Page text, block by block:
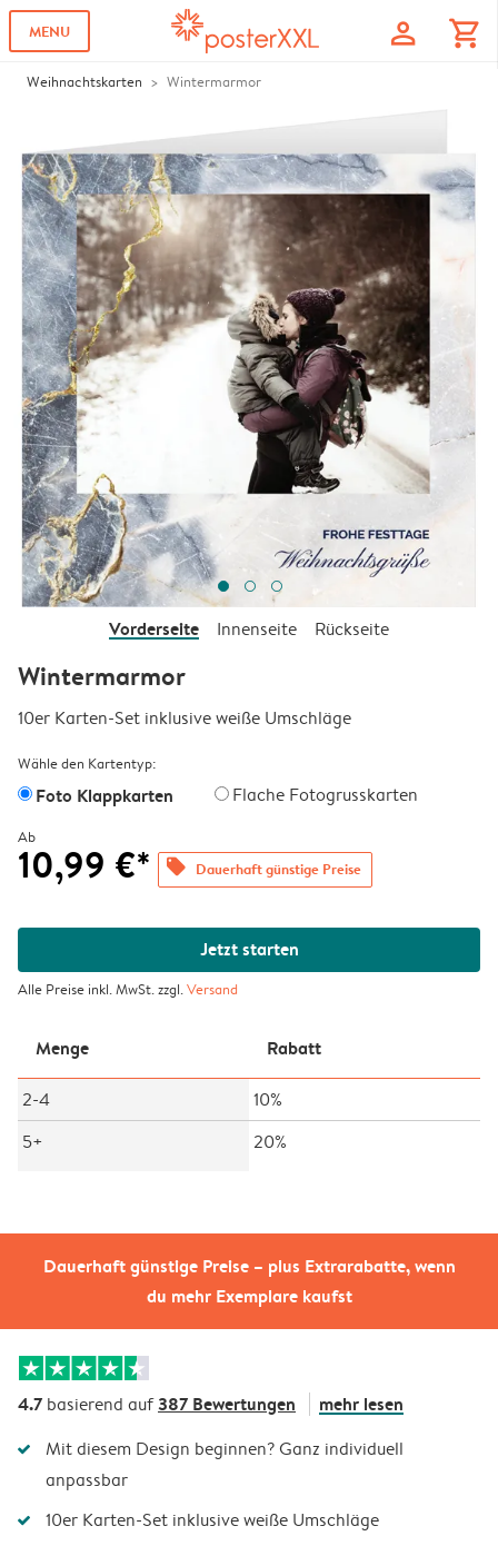
MENU profile shopping_cart
Weihnachtskarten Wintermarmor
Dauerhaft günstige Preise – plus Extrarabatte, wenn
du mehr Exemplare kaufst
Vorderseite Innenseite Rückseite
Wintermarmor
10er Karten-Set inklusive weiße Umschläge
Wähle den Kartentyp:
Foto Klappkarten Flache Fotogrusskarten
Ab
10,99 €* offers Dauerhaft günstige Preise
Jetzt starten
Alle Preise inkl. MwSt. zzgl.Versand
Menge Rabatt
2-4
10%
5+
20%
4.7 basierend auf387 Bewertungen mehr lesen
Mit diesem Design beginnen? Ganz individuell
anpassbar
10er Karten-Set inklusive weiße Umschläge